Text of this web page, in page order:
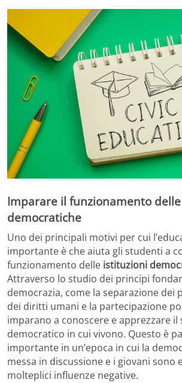
Imparare il funzionamento
democratiche
Uno dei principali motivi per cui
importante è che aiuta gli studenti a
funzionamento delle istituzioni
Attraverso lo studio dei principi
democrazia, come la separazione dei
dei diritti umani e la partecipazione
imparano a conoscere e apprezzare il
democratico in cui vivono. Questo è
importante in un’epoca in cui la
messa in discussione e i giovani sono
molteplici influenze negative.